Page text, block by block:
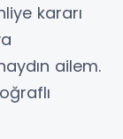
kararı
ailem.